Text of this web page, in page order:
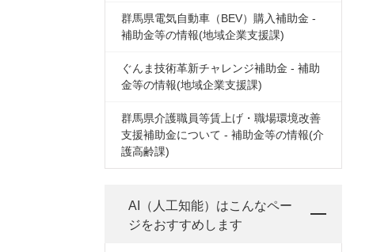
群馬県電気自動車（BEV）購入補助金 -
補助金等の情報(地域企業支援課)
ぐんま技術革新チャレンジ補助金 - 補助
金等の情報(地域企業支援課)
群馬県介護職員等賃上げ・職場環境改善
支援補助金について - 補助金等の情報(介
護高齢課)
AI（人工知能）はこんなペー
ジをおすすめします